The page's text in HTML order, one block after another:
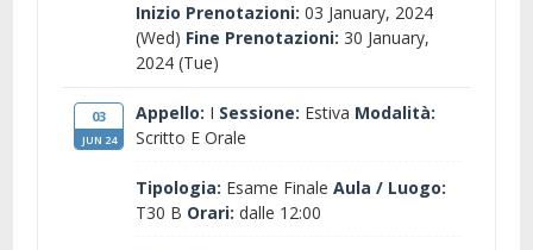
Inizio Prenotazioni: 03 January, 2024
(Wed) Fine Prenotazioni: 30 January,
2024 (Tue)
03
JUN 24
Appello: I Sessione: Estiva Modalità:
Scritto E Orale
Tipologia: Esame Finale Aula / Luogo:
T30 B Orari: dalle 12:00